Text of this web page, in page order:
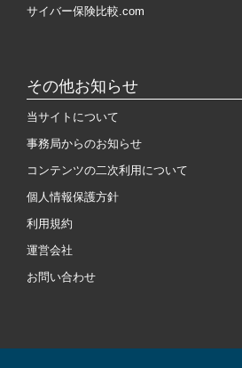
サイバー保険比較.com
その他お知らせ
当サイトについて
事務局からのお知らせ
コンテンツの二次利用について
個人情報保護方針
利用規約
運営会社
お問い合わせ